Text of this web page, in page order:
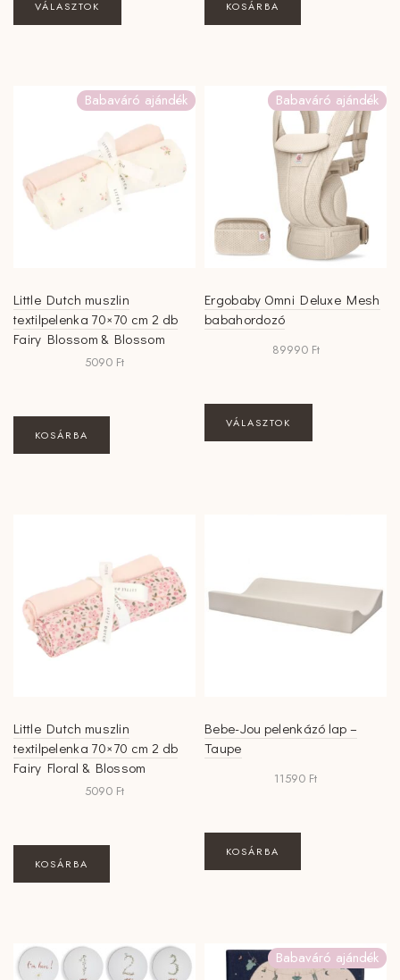
VÁLASZTOK
a
variációja
van.
A
változatok
a
termékoldalon
KOSÁRBA
Babaváró ajándék
Little Dutch muszlin
textilpelenka 70×70 cm 2 db
Fairy Blossom & Blossom
5090 Ft
KOSÁRBA
Babaváró ajándék
Ergobaby Omni Deluxe Mesh
babahordozó
89990 Ft
VÁLASZTOK
a
termékoldalon
választhatók
Little Dutch muszlin
textilpelenka 70×70 cm 2 db
Fairy Floral & Blossom
5090 Ft
KOSÁRBA
Bebe-Jou pelenkázó lap –
Taupe
11590 Ft
KOSÁRBA
Babaváró ajándék